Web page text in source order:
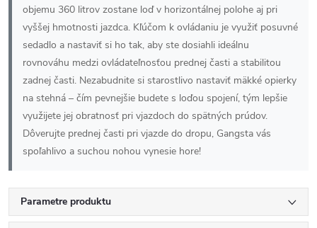
objemu 360 litrov zostane loď v horizontálnej polohe aj pri
vyššej hmotnosti jazdca. Kľúčom k ovládaniu je využiť posuvné
sedadlo a nastaviť si ho tak, aby ste dosiahli ideálnu
rovnováhu medzi ovládateľnosťou prednej časti a stabilitou
zadnej časti. Nezabudnite si starostlivo nastaviť mäkké opierky
na stehná – čím pevnejšie budete s loďou spojení, tým lepšie
využijete jej obratnosť pri vjazdoch do spätných prúdov.
Dôverujte prednej časti pri vjazde do dropu, Gangsta vás
spoľahlivo a suchou nohou vynesie hore!
Parametre produktu